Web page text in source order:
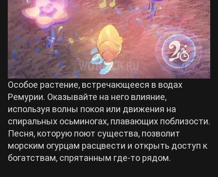
Особое растение, встречающееся в водах
Ремурии. Оказывайте на него влияние,
используя волны покоя или движения на
спиральных осьминогах, плавающих поблизости.
Песня, которую поют существа, позволит
морским огурцам расцвести и открыть доступ к
богатствам, спрятанным где-то рядом.